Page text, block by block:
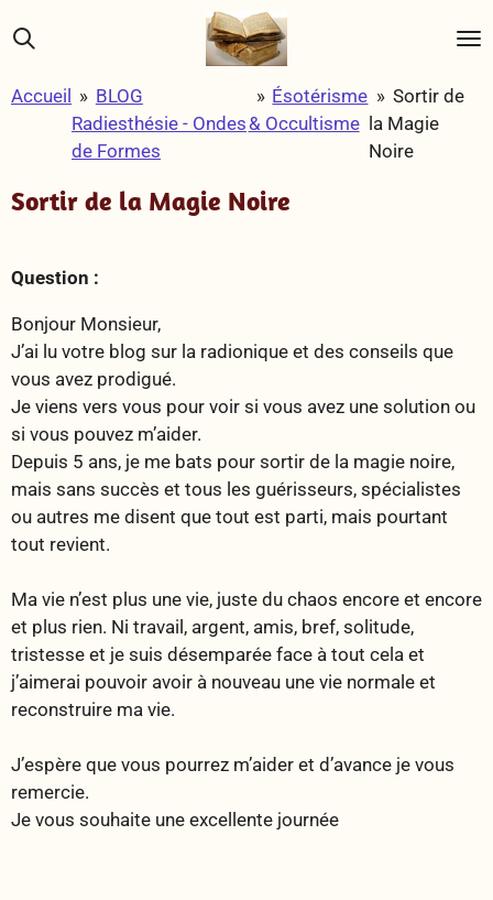
Passer
au
principal
Accueil » BLOG
Radiesthésie - Ondes
de Formes
» Ésotérisme
& Occultisme
» Sortir de
la Magie
Noire
Sortir de la Magie Noire
Question :
Bonjour Monsieur,
J’ai lu votre blog sur la radionique et des conseils que
vous avez prodigué.
Je viens vers vous pour voir si vous avez une solution ou
si vous pouvez m’aider.
Depuis 5 ans, je me bats pour sortir de la magie noire,
mais sans succès et tous les guérisseurs, spécialistes
ou autres me disent que tout est parti, mais pourtant
tout revient.
Ma vie n’est plus une vie, juste du chaos encore et encore
et plus rien. Ni travail, argent, amis, bref, solitude,
tristesse et je suis désemparée face à tout cela et
j’aimerai pouvoir avoir à nouveau une vie normale et
reconstruire ma vie.
J’espère que vous pourrez m’aider et d’avance je vous
remercie.
Je vous souhaite une excellente journée